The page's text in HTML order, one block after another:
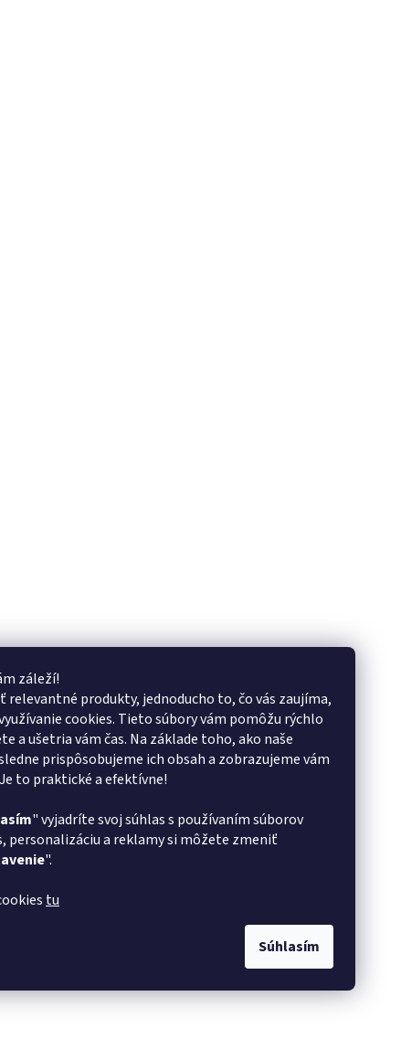
záleží!
relevantné produkty, jednoducho to, čo vás zaujíma,
cookies. Tieto súbory vám pomôžu rýchlo
a ušetria vám čas. Na základe toho, ako naše
prispôsobujeme ich obsah a zobrazujeme vám
to praktické a efektívne!
" vyjadríte svoj súhlas s používaním súborov
personalizáciu a reklamy si môžete zmeniť
".
tu
Súhlasím